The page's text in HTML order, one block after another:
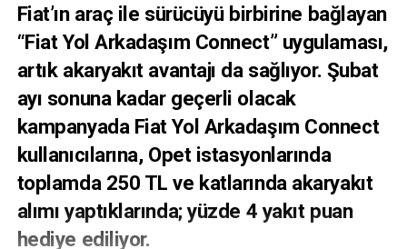
Fiat’ın araç ile sürücüyü birbirine bağlayan
“Fiat Yol Arkadaşım Connect” uygulaması,
artık akaryakıt avantajı da sağlıyor. Şubat
ayı sonuna kadar geçerli olacak
kampanyada Fiat Yol Arkadaşım Connect
kullanıcılarına, Opet istasyonlarında
toplamda 250 TL ve katlarında akaryakıt
alımı yaptıklarında; yüzde 4 yakıt puan
hediye ediliyor.